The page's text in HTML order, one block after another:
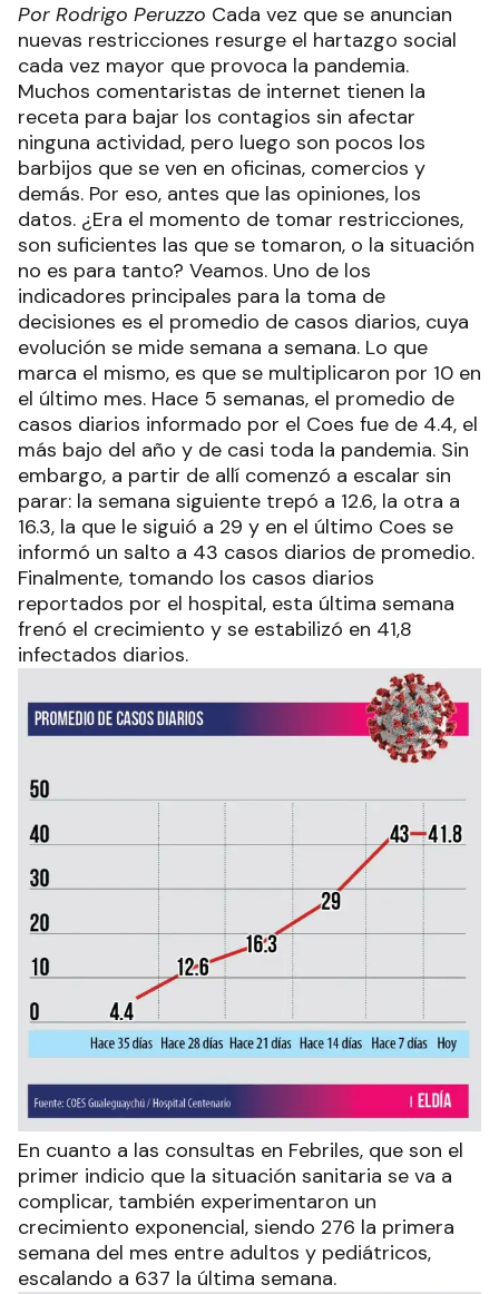
Por Rodrigo Peruzzo Cada vez que se anuncian
nuevas restricciones resurge el hartazgo social
cada vez mayor que provoca la pandemia.
Muchos comentaristas de internet tienen la
receta para bajar los contagios sin afectar
ninguna actividad, pero luego son pocos los
barbijos que se ven en oficinas, comercios y
demás. Por eso, antes que las opiniones, los
datos. ¿Era el momento de tomar restricciones,
son suficientes las que se tomaron, o la situación
no es para tanto? Veamos. Uno de los
indicadores principales para la toma de
decisiones es el promedio de casos diarios, cuya
evolución se mide semana a semana. Lo que
marca el mismo, es que se multiplicaron por 10 en
el último mes. Hace 5 semanas, el promedio de
casos diarios informado por el Coes fue de 4.4, el
más bajo del año y de casi toda la pandemia. Sin
embargo, a partir de allí comenzó a escalar sin
parar: la semana siguiente trepó a 12.6, la otra a
16.3, la que le siguió a 29 y en el último Coes se
informó un salto a 43 casos diarios de promedio.
Finalmente, tomando los casos diarios
reportados por el hospital, esta última semana
frenó el crecimiento y se estabilizó en 41,8
infectados diarios.
En cuanto a las consultas en Febriles, que son el
primer indicio que la situación sanitaria se va a
complicar, también experimentaron un
crecimiento exponencial, siendo 276 la primera
semana del mes entre adultos y pediátricos,
escalando a 637 la última semana.